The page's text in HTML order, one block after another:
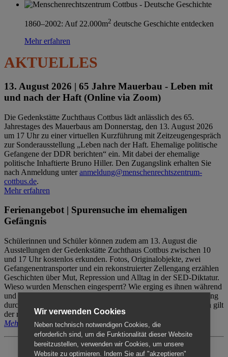
1860–2002: Auf 22.000m2 deutsche Geschichte entdecken
Mehr erfahren
AKTUELLES
13. August 2026 | 65 Jahre Mauerbau - Leben mit
und nach der Haft (Online via Zoom)
Die Gedenkstätte Zuchthaus Cottbus lädt anlässlich des 65.
Jahrestages des Mauerbaus am Donnerstag, den 13. August 2026
um 17 Uhr zu einer virtuellen Kurzführung mit Zeitzeugengespräch
zur Sonderausstellung „Leben nach der Haft. Ehemalige politische
Gefangene der DDR berichten“ ein. Mit dabei der ehemalige
politische Inhaftierte Bruno Hiller. Den Zugangslink erhalten Sie
nach Anmeldung unteranmeldung@menschenrechtszentrum-
cottbus.de.
Mehr erfahren
Ferienangebot | Spurensuche im ehemaligen
Gefängnis
Schülerinnen und Schüler können zudem am 13. August die
Ausstellungen der Gedenkstätte Zuchthaus Cottbus zwischen 10
und 17 Uhr kostenlos erkunden. Fotos, Originalobjekte, zwei
Gefangenentransporter und ein rekonstruierter Zellengang erzählen
Geschichten über Mut, Repression und Alltag in der SED-Diktatur.
Wieso wurden Menschen eingesperrt? Wie erging es ihnen während
und nach der Haft? Der Besuch erfolgt individuell ohne Betreuung
durch das Menschenrechtszentrum Cottbus. Für Begleitpersonen gilt
der reguläre Eintritt (8€ / ermäßigt 5€).
Mehr erfahren
Wir verwenden Cookies
Neben technisch notwendigen Cookies, die
erforderlich sind, um die Funktionalität dieser Website
bereitzustellen, verwenden wir Cookies, um unsere
Website zu optimieren. Indem Sie auf "akzeptieren"